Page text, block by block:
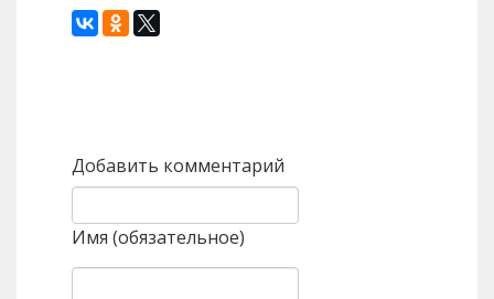
Добавить комментарий
Имя (обязательное)